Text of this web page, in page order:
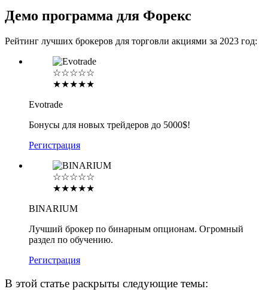
Демо программа для Форекс
Рейтинг лучших брокеров для торговли акциями за 2023 год:
☆☆☆☆☆
★★★★★
Evotrade
Бонусы для новых трейдеров до 5000$!
Регистрация
☆☆☆☆☆
★★★★★
BINARIUM
Лучший брокер по бинарным опционам. Огромный
раздел по обучению.
Регистрация
В этой статье раскрыты следующие темы: